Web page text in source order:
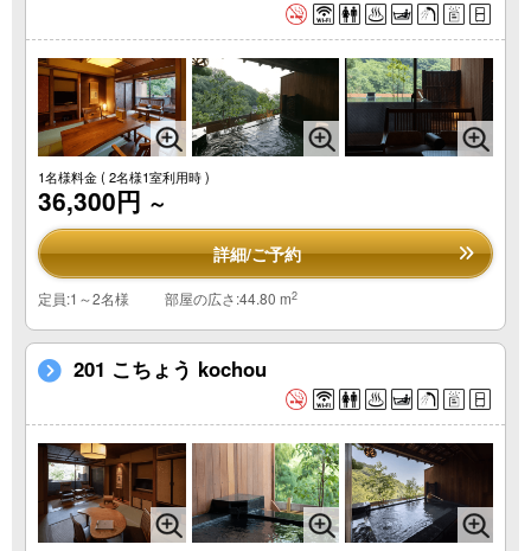
1名様料金( 2名様1室利用時 )
36,300円 ～
詳細/ご予約
定員:1～2名様 部屋の広さ:44.80 m2
201 こちょう kochou